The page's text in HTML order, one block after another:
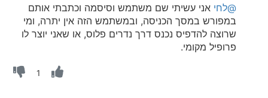
@לחי אני עשיתי שם משתמש וסיסמה וכתבתי אותם
במפורש במסך הכניסה, ובמשתמש הזה אין יתרה, ומי
שרוצה להדפיס נכנס דרך נדרים פלוס, או שאני יוצר לו
פרופיל מקומי.
1